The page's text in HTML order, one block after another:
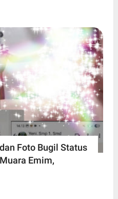
Foto Bugil Status
Emim,